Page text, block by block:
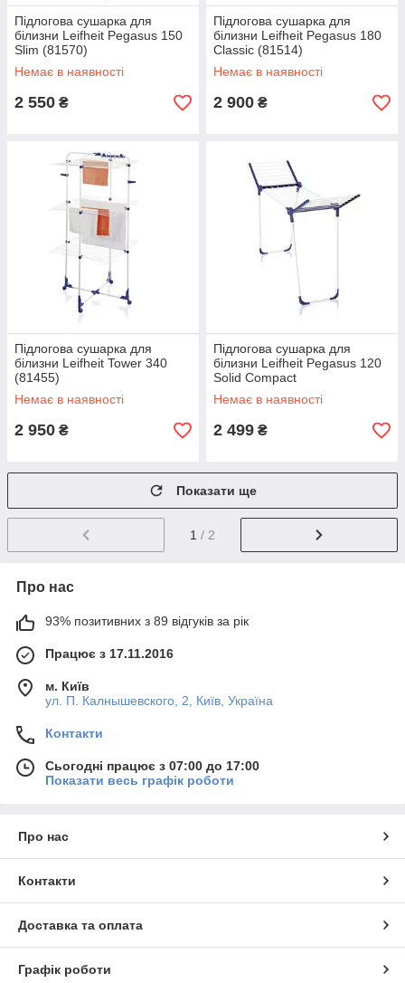
Підлогова сушарка для
білизни Leifheit Pegasus 150
Slim (81570)
Немає в наявності
2 550 ₴
Підлогова сушарка для
білизни Leifheit Pegasus 180
Classic (81514)
Немає в наявності
2 900 ₴
Підлогова сушарка для
білизни Leifheit Tower 340
(81455)
Немає в наявності
2 950 ₴
Підлогова сушарка для
білизни Leifheit Pegasus 120
Solid Compact
Немає в наявності
2 499 ₴
Показати ще
1 / 2
Про нас
93% позитивних з 89 відгуків за рік
Працює з 17.11.2016
м. Київ
ул. П. Калнышевского, 2, Київ, Україна
Контакти
Сьогодні працює з 07:00 до 17:00
Показати весь графік роботи
Про нас
Контакти
Доставка та оплата
Графік роботи